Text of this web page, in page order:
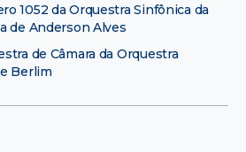
1052 da Orquestra Sinfônica da
de Anderson Alves
de Câmara da Orquestra
Berlim